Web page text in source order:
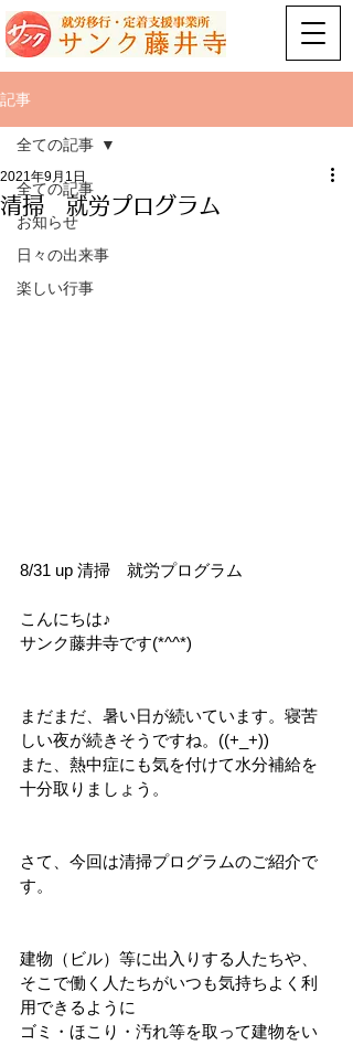
記事
全ての記事
お知らせ
日々の出来事
楽しい行事
全ての記事
清掃 就労プログラム
2021年9月1日
8/31 up 清掃　就労プログラム
こんにちは♪
サンク藤井寺です(*^^*)
まだまだ、暑い日が続いています。寝苦
しい夜が続きそうですね。((+_+))
また、熱中症にも気を付けて水分補給を
十分取りましょう。
さて、今回は清掃プログラムのご紹介で
す。
建物（ビル）等に出入りする人たちや、
そこで働く人たちがいつも気持ちよく利
用できるように
ゴミ・ほこり・汚れ等を取って建物をい